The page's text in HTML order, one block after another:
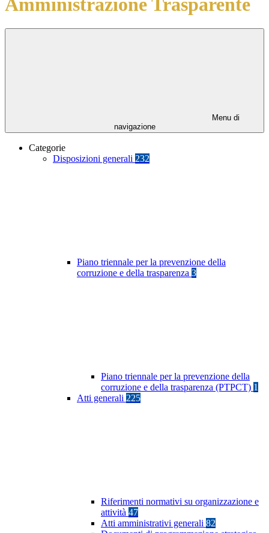
Menu di
navigazione
Categorie
Disposizioni generali 232
Piano triennale per la prevenzione della
corruzione e della trasparenza 3
Piano triennale per la prevenzione della
corruzione e della trasparenza (PTPCT) 1
Atti generali 225
Riferimenti normativi su organizzazione e
attività 47
Atti amministrativi generali 82